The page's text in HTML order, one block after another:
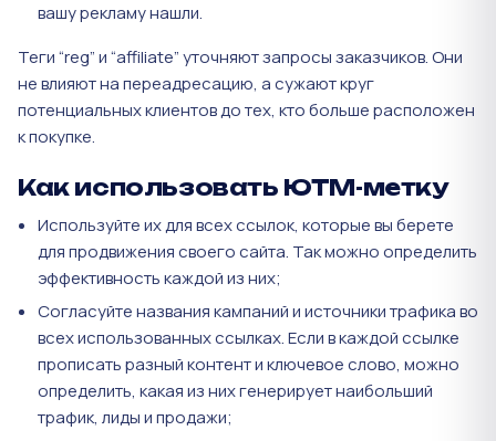
вашу рекламу нашли.
Теги “reg” и “affiliate” уточняют запросы заказчиков. Они
не влияют на переадресацию, а сужают круг
потенциальных клиентов до тех, кто больше расположен
к покупке.
Как использовать ЮТМ-метку
Используйте их для всех ссылок, которые вы берете
для продвижения своего сайта. Так можно определить
эффективность каждой из них;
Согласуйте названия кампаний и источники трафика во
всех использованных ссылках. Если в каждой ссылке
прописать разный контент и ключевое слово, можно
определить, какая из них генерирует наибольший
трафик, лиды и продажи;